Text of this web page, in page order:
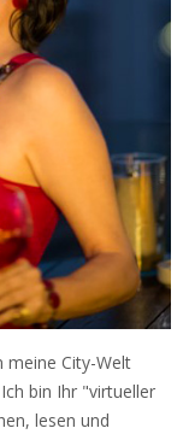
meine City-Welt
bin Ihr "virtueller
lesen und